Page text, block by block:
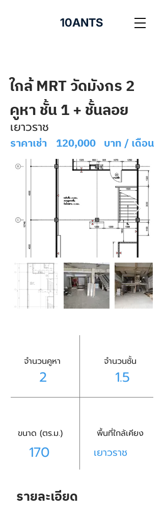
10ANTS
ใกล้ MRT วัดมังกร 2
คูหา ชั้น 1 + ชั้นลอย
เยาวราช
ราคาเช่า 120,000 บาท / เดือน
จำนวนคูหา
2
จำนวนชั้น
1.5
ขนาด (ตร.ม.)
170
พื้นที่ใกล้เคียง
เยาวราช
รายละเอียด